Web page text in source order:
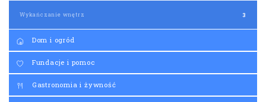
Wykańczanie wnętrz 3
Dom i ogród
Fundacje i pomoc
Gastronomia i żywność